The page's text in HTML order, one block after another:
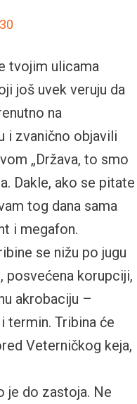
tvojim ulicama
još uvek veruju da
na
i zvanično objavili
„Država, to smo
Dakle, ako se pitate
tog dana sama
i megafon.
se nižu po jugu
posvećena korupciji,
akrobaciju –
termin. Tribina će
Veterničkog keja,
je do zastoja. Ne